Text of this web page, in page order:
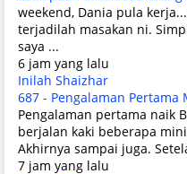
weekend, Dania pula
terjadilah masakan ni.
saya ...
6 jam yang lalu
Inilah Shaizhar
687 - Pengalaman Pertama
Pengalaman pertama naik
berjalan kaki beberapa
Akhirnya sampai juga.
7 jam yang lalu